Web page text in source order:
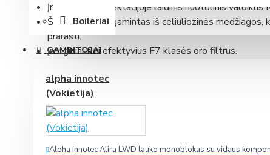
Boileriai
GAMINTOJAI
alpha innotec
(Vokietija)
Alpha innotec Alira LWD lauko monoblokas su vidaus
Įrenginio komplektacijoje laidinis nuotolinis valdiklis
Šilumokaitis pagamintas iš celiuliozinės
prarasti.
Įrenginiai turi efektyvius F7 klasės oro filtrus.
,,Bypass” funkcija naudojama, kai yra nedidelis
įrenginys automatiškai leidžia orą tiesiogiai, o ne per
,,Away” funkcijos režimu rekuperatorius dirba
kitą valandą pats išsijungia. Ši funkcija gali būti
Kai įjungiamas gartraukis, įrenginyje esantis